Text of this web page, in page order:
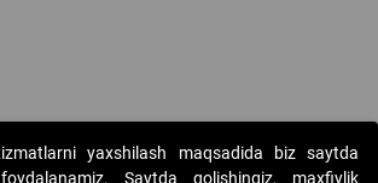
"Elektron onlayn-auksionlarni tashkil etish"
himoyalangan
yaxshilash maqsadida biz saytda
Saytda qolishingiz, maxfiylik